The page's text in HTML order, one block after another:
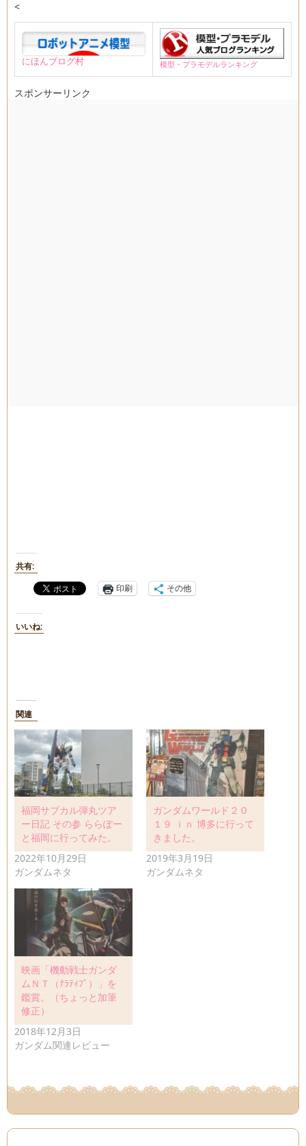
<
にほんブログ村 模型・プラモデルランキング
スポンサーリンク
共有:
印刷
その他
いいね:
関連
福岡サブカル弾丸ツア
ー日記 その参 ららぽー
と福岡に行ってみた。
2022年10月29日
ガンダムネタ
ガンダムワールド２０
１９ ｉｎ 博多に行って
きました。
2019年3月19日
ガンダムネタ
映画「機動戦士ガンダ
ムＮＴ（ﾅﾗﾃｨﾌﾞ）」を
鑑賞。（ちょっと加筆
修正）
2018年12月3日
ガンダム関連レビュー